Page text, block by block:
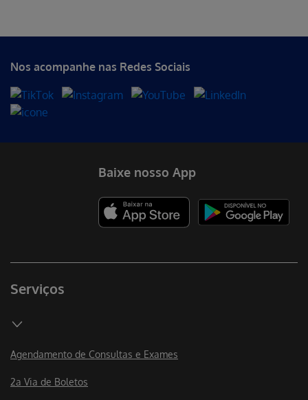
Nos acompanhe nas Redes Sociais
Serviços
Agendamento de Consultas e Exames
2a Via de Boletos
Baixe nosso App